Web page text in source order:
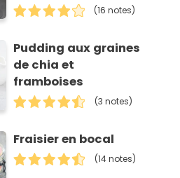
(16 notes)
Pudding aux graines
de chia et
framboises
(3 notes)
Fraisier en bocal
(14 notes)